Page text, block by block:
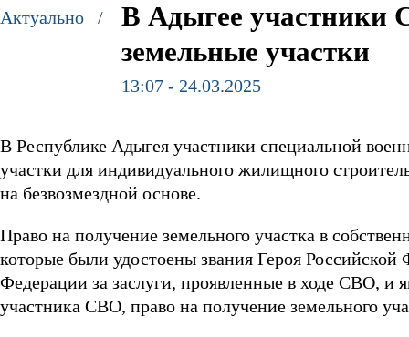
Актуально /
В Адыгее участники
земельные участки
13:07 - 24.03.2025
В Республике Адыгея участники специальной
участки для индивидуального жилищного
на безвозмездной основе.
Право на получение земельного участка в
которые были удостоены звания Героя
Федерации за заслуги, проявленные в ходе СВО, и
участника СВО, право на получение земельного